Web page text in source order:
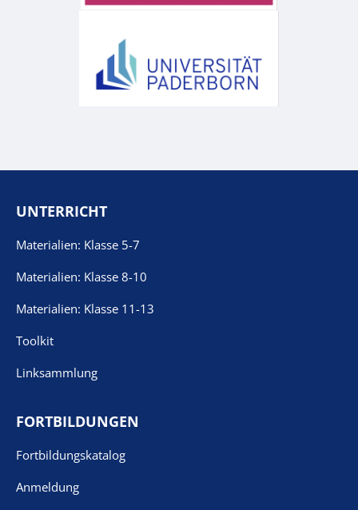
UNTERRICHT
Materialien: Klasse 5-7
Materialien: Klasse 8-10
Materialien: Klasse 11-13
Toolkit
Linksammlung
FORTBILDUNGEN
Fortbildungskatalog
Anmeldung